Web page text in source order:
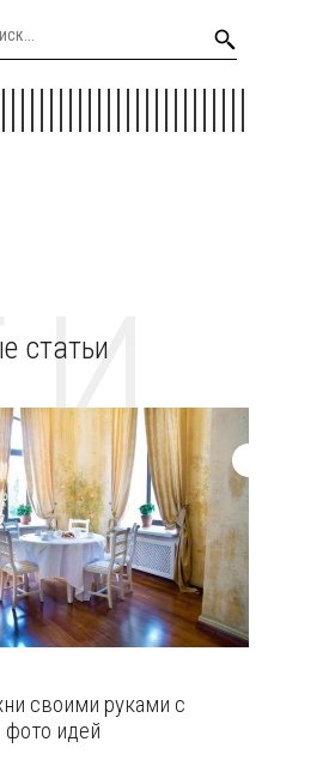
И
статьи
своими руками с
идей